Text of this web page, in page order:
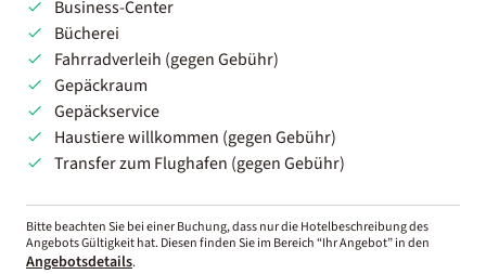
Business-Center
Bücherei
Fahrradverleih (gegen Gebühr)
Gepäckraum
Gepäckservice
Haustiere willkommen (gegen Gebühr)
Transfer zum Flughafen (gegen Gebühr)
Bitte beachten Sie bei einer Buchung, dass nur die Hotelbeschreibung des
Angebots Gültigkeit hat. Diesen finden Sie im Bereich “Ihr Angebot” in den
Angebotsdetails.